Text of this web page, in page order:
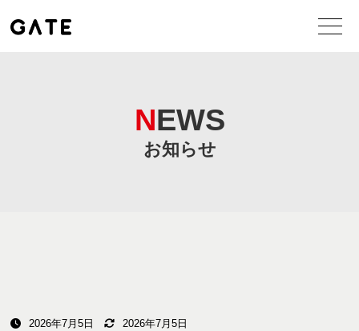
NEWS
お知らせ
2026年7月5日 2026年7月5日